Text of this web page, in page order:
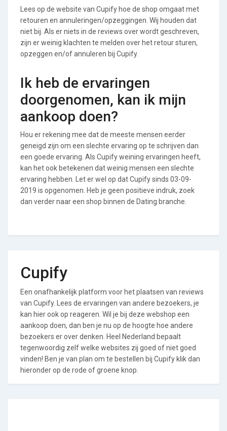
Lees op de website van Cupify hoe de shop omgaat met
retouren en annuleringen/opzeggingen. Wij houden dat
niet bij. Als er niets in de reviews over wordt geschreven,
zijn er weinig klachten te melden over het retour sturen,
opzeggen en/of annuleren bij Cupify.
Ik heb de ervaringen
doorgenomen, kan ik mijn
aankoop doen?
Hou er rekening mee dat de meeste mensen eerder
geneigd zijn om een slechte ervaring op te schrijven dan
een goede ervaring. Als Cupify weining ervaringen heeft,
kan het ook betekenen dat weinig mensen een slechte
ervaring hebben. Let er wel op dat Cupify sinds 03-09-
2019 is opgenomen. Heb je geen positieve indruk, zoek
dan verder naar een shop binnen de Dating branche.
Cupify
Een onafhankelijk platform voor het plaatsen van reviews
van Cupify. Lees de ervaringen van andere bezoekers, je
kan hier ook op reageren. Wil je bij deze webshop een
aankoop doen, dan ben je nu op de hoogte hoe andere
bezoekers er over denken. Heel Nederland bepaalt
tegenwoordig zelf welke websites zij goed of niet goed
vinden! Ben je van plan om te bestellen bij Cupify klik dan
hieronder op de rode of groene knop.